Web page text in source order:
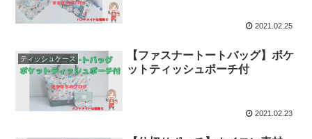
2021.02.25
ティッシュケース
【ファスナートートバッグ】ポケ
ットティッシュポーチ付
2021.02.23